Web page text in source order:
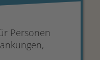
Personen